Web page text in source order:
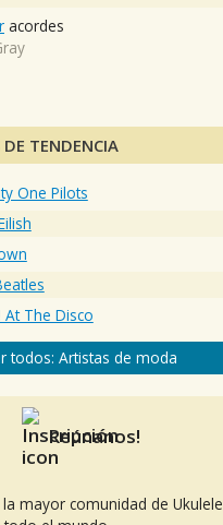
acordes
TENDENCIA
One Pilots
At The Disco
todos: Artistas de moda
Reúnanos!
mayor comunidad de Ukulele